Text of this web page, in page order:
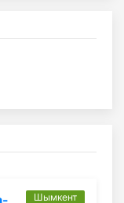
Шымкент